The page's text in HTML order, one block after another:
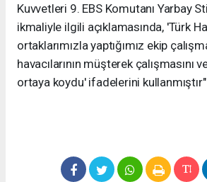
Kuvvetleri 9. EBS Komutanı Yarbay
ikmaliyle ilgili açıklamasında, 'Türk
ortaklarımızla yaptığımız ekip
havacılarının müşterek çalışmasını
ortaya koydu' ifadelerini